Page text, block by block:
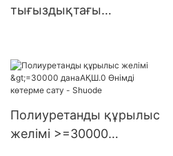
тығыздықтағы
Полиуретанды құрылыс
желімі >=30000